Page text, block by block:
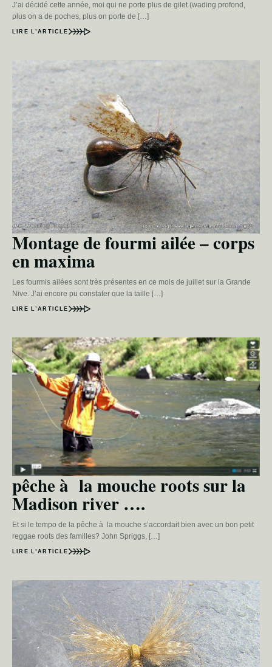
J’ai décidé cette année, moi qui ne porte plus de gilet (wading profond,
plus on a de poches, plus on porte de […]
LIRE L’ARTICLE
Montage de fourmi ailée – corps
en maxima
Les fourmis ailées sont très présentes en ce mois de juillet sur la Grande
Nive. J’ai encore pu constater que la taille […]
LIRE L’ARTICLE
pêche à la mouche roots sur la
Madison river ….
Et si le tempo de la pêche à la mouche s’accordait bien avec un bon petit
reggae roots des familles? John Spriggs, […]
LIRE L’ARTICLE